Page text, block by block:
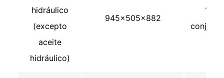
hidráulico
(excepto
aceite
hidráulico)
945×505×882
1
conjunto